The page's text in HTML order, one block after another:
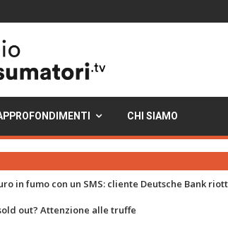
CHI SIAMO
in fumo con un SMS: cliente Deutsche Bank
out? Attenzione alle truffe